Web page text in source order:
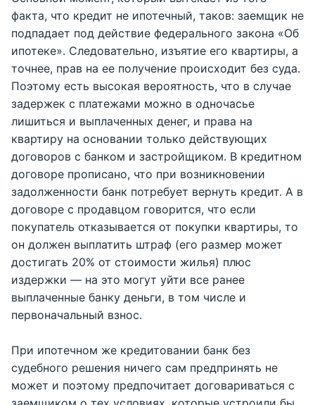
факта, что кредит не ипотечный, таков: заемщик не
подпадает под действие федерального закона «Об
ипотеке». Следовательно, изъятие его квартиры, а
точнее, прав на ее получение происходит без суда.
Поэтому есть высокая вероятность, что в случае
задержек с платежами можно в одночасье
лишиться и выплаченных денег, и права на
квартиру на основании только действующих
договоров с банком и застройщиком. В кредитном
договоре прописано, что при возникновении
задолженности банк потребует вернуть кредит. А в
договоре с продавцом говорится, что если
покупатель отказывается от покупки квартиры, то
он должен выплатить штраф (его размер может
достигать 20% от стоимости жилья) плюс
издержки — на это могут уйти все ранее
выплаченные банку деньги, в том числе и
первоначальный взнос.
При ипотечном же кредитовании банк без
судебного решения ничего сам предпринять не
может и поэтому предпочитает договариваться с